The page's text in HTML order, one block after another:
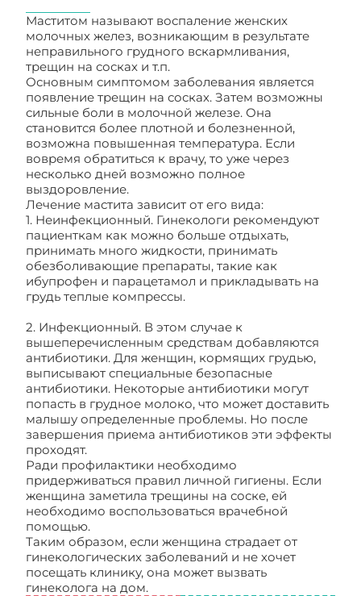
Маститом называют воспаление женских
молочных желез, возникающим в результате
неправильного грудного вскармливания,
трещин на сосках и т.п.
Основным симптомом заболевания является
появление трещин на сосках. Затем возможны
сильные боли в молочной железе. Она
становится более плотной и болезненной,
возможна повышенная температура. Если
вовремя обратиться к врачу, то уже через
несколько дней возможно полное
выздоровление.
Лечение мастита зависит от его вида:
1. Неинфекционный. Гинекологи рекомендуют
пациенткам как можно больше отдыхать,
принимать много жидкости, принимать
обезболивающие препараты, такие как
ибупрофен и парацетамол и прикладывать на
грудь теплые компрессы.
2. Инфекционный. В этом случае к
вышеперечисленным средствам добавляются
антибиотики. Для женщин, кормящих грудью,
выписывают специальные безопасные
антибиотики. Некоторые антибиотики могут
попасть в грудное молоко, что может доставить
малышу определенные проблемы. Но после
завершения приема антибиотиков эти эффекты
проходят.
Ради профилактики необходимо
придерживаться правил личной гигиены. Если
женщина заметила трещины на соске, ей
необходимо воспользоваться врачебной
помощью.
Таким образом, если женщина страдает от
гинекологических заболеваний и не хочет
посещать клинику, она может вызвать
гинеколога на дом.